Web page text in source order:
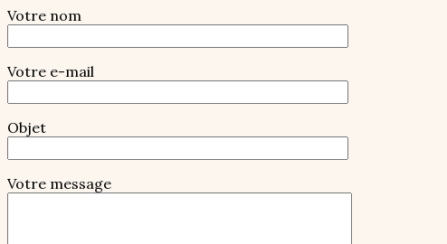
Votre nom
Votre e-mail
Objet
Votre message